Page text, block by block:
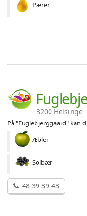
Pærer
3200 Helsinge
På "Fuglebjerggaard" kan
Æbler
Solbær
48 39 39 43